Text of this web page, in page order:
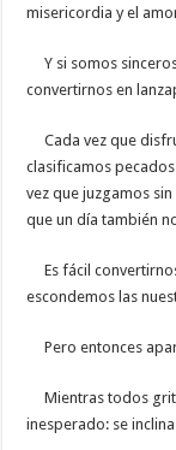
misericordia y el
Y si somos
convertirnos en
Cada vez que
clasificamos
vez que juzgamos
que un día también
Es fácil
escondemos las
Pero entonces
Mientras todos
inesperado: se